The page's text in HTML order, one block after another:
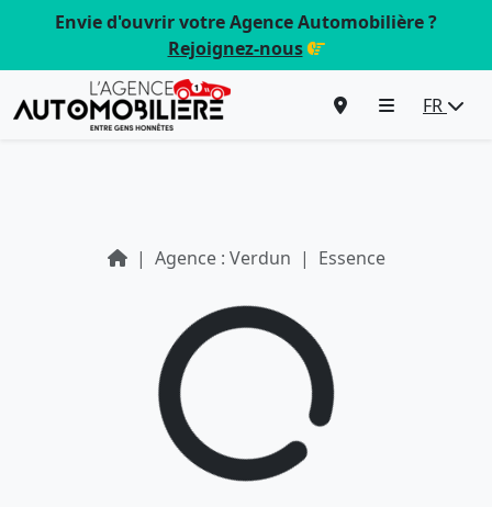
Envie d'ouvrir votre Agence Automobilière ?
Rejoignez-nous
FR
Agence : Verdun Essence